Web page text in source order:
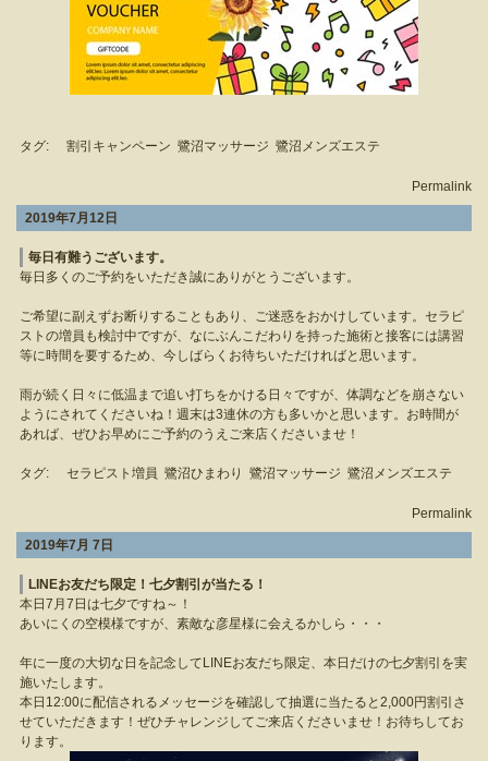
タグ: 割引キャンペーン 鷺沼マッサージ 鷺沼メンズエステ
Permalink
2019年7月12日
毎日有難うございます。
毎日多くのご予約をいただき誠にありがとうございます。
ご希望に副えずお断りすることもあり、ご迷惑をおかけしています。セラピ
ストの増員も検討中ですが、なにぶんこだわりを持った施術と接客には講習
等に時間を要するため、今しばらくお待ちいただければと思います。
雨が続く日々に低温まで追い打ちをかける日々ですが、体調などを崩さない
ようにされてくださいね！週末は3連休の方も多いかと思います。お時間が
あれば、ぜひお早めにご予約のうえご来店くださいませ！
タグ: セラピスト増員 鷺沼ひまわり 鷺沼マッサージ 鷺沼メンズエステ
Permalink
2019年7月 7日
LINEお友だち限定！七夕割引が当たる！
本日7月7日は七夕ですね～！
あいにくの空模様ですが、素敵な彦星様に会えるかしら・・・
年に一度の大切な日を記念してLINEお友だち限定、本日だけの七夕割引を実
施いたします。
本日12:00に配信されるメッセージを確認して抽選に当たると2,000円割引さ
せていただきます！ぜひチャレンジしてご来店くださいませ！お待ちしてお
ります。